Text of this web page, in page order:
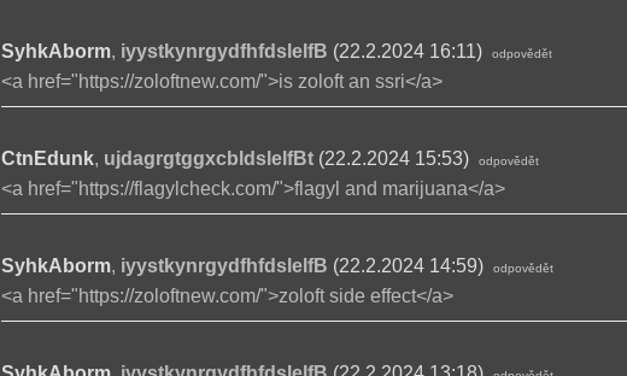
SyhkAborm, iyystkynrgydfhfdslelfB (22.2.2024 16:11) odpovědět
<a href="https://zoloftnew.com/">is zoloft an ssri</a>
CtnEdunk, ujdagrgtggxcbldslelfBt (22.2.2024 15:53) odpovědět
<a href="https://flagylcheck.com/">flagyl and marijuana</a>
SyhkAborm, iyystkynrgydfhfdslelfB (22.2.2024 14:59) odpovědět
<a href="https://zoloftnew.com/">zoloft side effect</a>